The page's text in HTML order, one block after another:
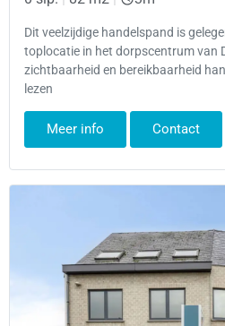
Dit veelzijdige handelspand is
toplocatie in het dorpscentrum van
zichtbaarheid en bereikbaarheid
lezen
Meer info Contact